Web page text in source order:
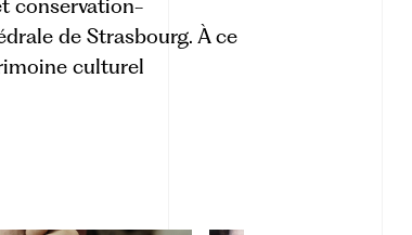
conservation-
de Strasbourg. À ce
culturel